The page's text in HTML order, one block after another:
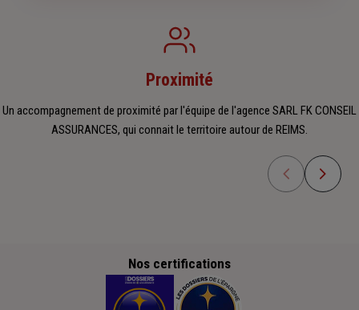
Proximité
Un accompagnement de proximité par l'équipe de l'agence SARL FK CONSEIL
ASSURANCES, qui connait le territoire autour de REIMS.
Nos certifications